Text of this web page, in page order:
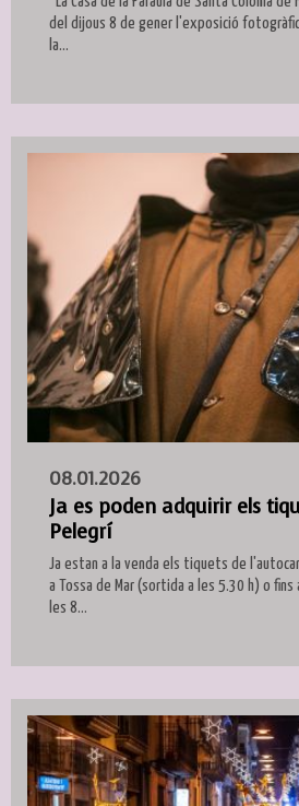
del dijous 8 de gener l'exposició
la...
08.01.2026
Ja es poden adquirir els
Pelegrí
Ja estan a la venda els tiquets de
a Tossa de Mar (sortida a les 5.30 h) o fins
les 8...